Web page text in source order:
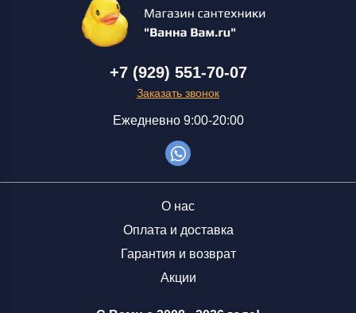
+7 (929) 551-70-07
Заказать звонок
Ежедневно 9:00-20:00
О нас
Оплата и доставка
Гарантия и возврат
Акции